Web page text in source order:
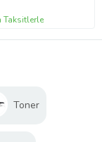
Taksitlerle
Toner